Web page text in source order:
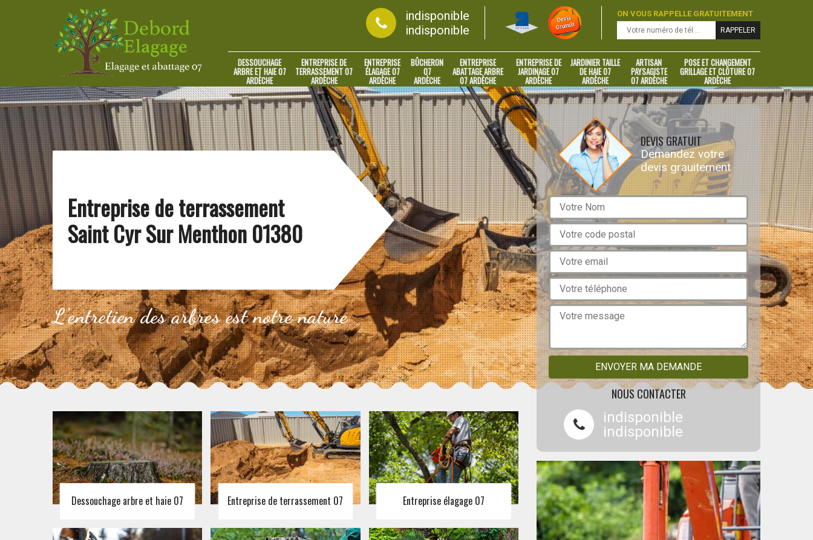
indisponible
indisponible
ON VOUS RAPPELLE GRATUITEMENT
DESSOUCHAGE
ARBRE ET HAIE 07
ARDÈCHE
ENTREPRISE DE
TERRASSEMENT 07
ARDÈCHE
ENTREPRISE
ÉLAGAGE 07
ARDÈCHE
BÛCHERON
07
ARDÈCHE
ENTREPRISE
ABATTAGE ARBRE
07 ARDÈCHE
ENTREPRISE DE
JARDINAGE 07
ARDÈCHE
JARDINIER TAILLE
DE HAIE 07
ARDÈCHE
ARTISAN
PAYSAGISTE
07 ARDÈCHE
POSE ET CHANGEMENT
GRILLAGE ET CLÔTURE 07
ARDÈCHE
Entreprise de terrassement
Saint Cyr Sur Menthon 01380
L'entretien des arbres est notre nature
Dessouchage arbre et haie 07 Entreprise de terrassement 07 Entreprise élagage 07
DEVIS GRATUIT
Demandez votre
devis grauitement
NOUS CONTACTER
indisponible
indisponible